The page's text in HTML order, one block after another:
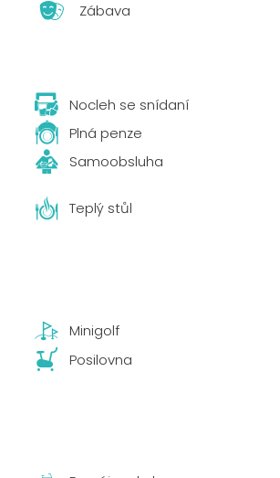
Zábava
Nocleh se snídaní
Plná penze
Samoobsluha
Teplý stůl
Minigolf
Posilovna